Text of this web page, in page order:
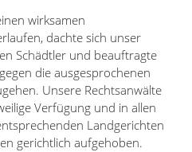
wirksamen
dachte sich unser
Schädtler und beauftragte
die ausgesprochenen
Unsere Rechtsanwälte
Verfügung und in allen
Landgerichten
gerichtlich aufgehoben.